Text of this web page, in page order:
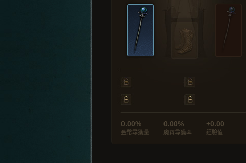
0.00%
金幣尋獲量
0.00%
魔寶尋獲率
+0.00
經驗值